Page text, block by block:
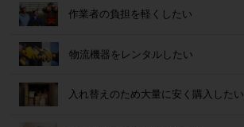
作業者の負担を軽くしたい
物流機器をレンタルしたい
入れ替えのため大量に安く購入したい